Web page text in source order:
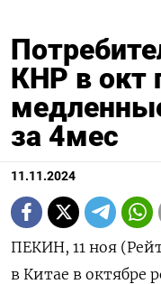
КНР в окт
за 4мес
11.11.2024
ПЕКИН, 11 ноя
в Китае в